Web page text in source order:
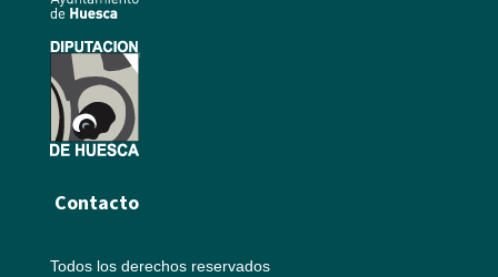
Contacto
Todos los derechos reservados